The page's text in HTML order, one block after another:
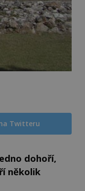
Twitteru
dohoří,
několik